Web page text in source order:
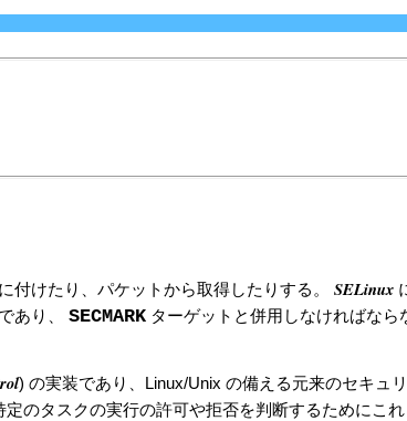
付けたり、パケットから取得したりする。 SELinux
あり、 SECMARK ターゲットと併用しなければなら
) の実装であり、Linux/Unix の備える元来のセキュ
定のタスクの実行の許可や拒否を判断するためにこ